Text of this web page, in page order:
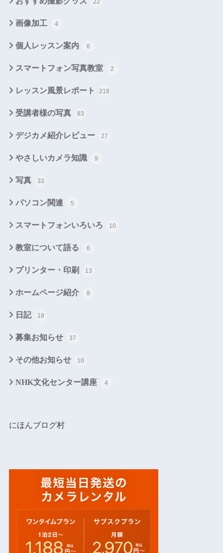
22
画像加工 4
個人レッスン案内 6
スマートフォン写真教室 2
レッスン風景レポート 218
受講者様の写真 83
デジカメ紹介レビュー 27
やさしいカメラ知識 9
写真 33
パソコン関連 5
スマートフォンいろいろ 10
教室について語る 6
プリンター・印刷 13
ホームページ紹介 8
日記 18
募集お知らせ 37
その他お知らせ 10
NHK文化センター講座 4
にほんブログ村